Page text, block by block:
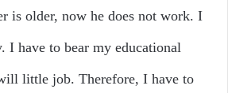
is older, now he does not work. I
I have to bear my educational
little job. Therefore, I have to